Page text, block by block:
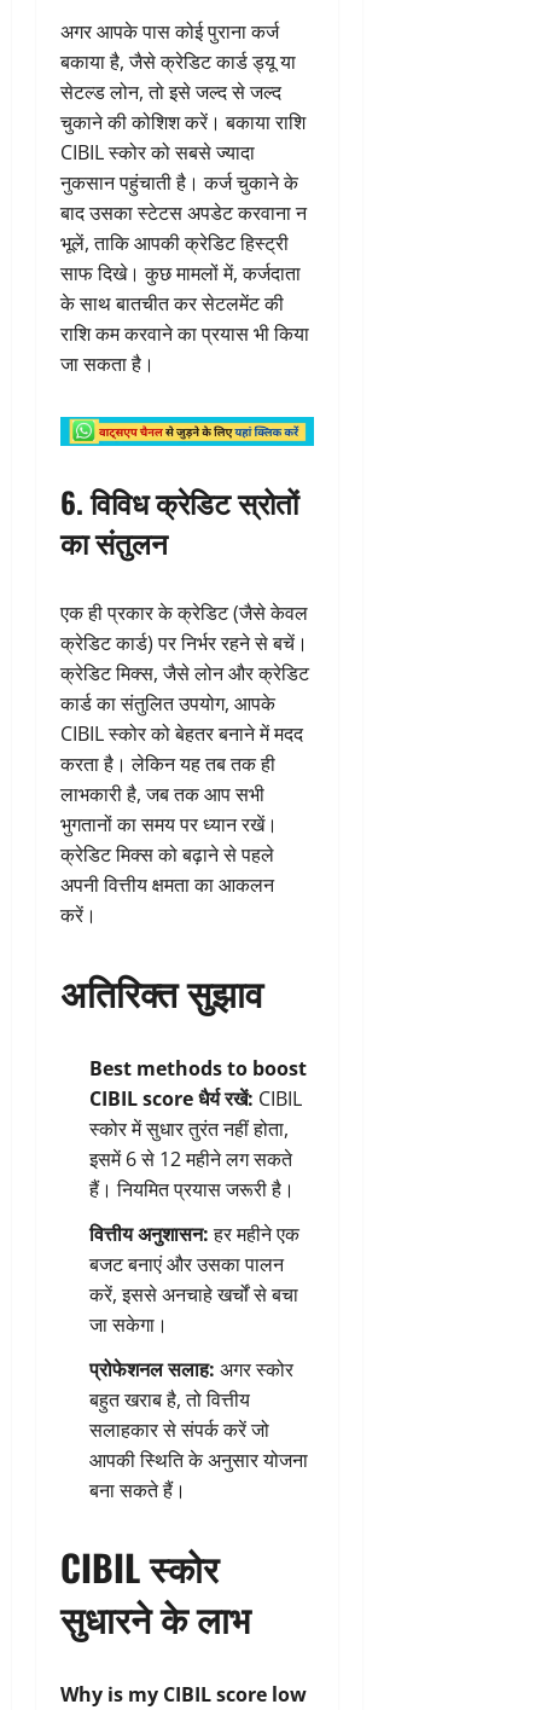
अगर आपके पास कोई पुराना कर्ज
बकाया है, जैसे क्रेडिट कार्ड ड्यू या
सेटल्ड लोन, तो इसे जल्द से जल्द
चुकाने की कोशिश करें। बकाया राशि
CIBIL स्कोर को सबसे ज्यादा
नुकसान पहुंचाती है। कर्ज चुकाने के
बाद उसका स्टेटस अपडेट करवाना न
भूलें, ताकि आपकी क्रेडिट हिस्ट्री
साफ दिखे। कुछ मामलों में, कर्जदाता
के साथ बातचीत कर सेटलमेंट की
राशि कम करवाने का प्रयास भी किया
जा सकता है।
6. विविध क्रेडिट स्रोतों
का संतुलन
एक ही प्रकार के क्रेडिट (जैसे केवल
क्रेडिट कार्ड) पर निर्भर रहने से बचें।
क्रेडिट मिक्स, जैसे लोन और क्रेडिट
कार्ड का संतुलित उपयोग, आपके
CIBIL स्कोर को बेहतर बनाने में मदद
करता है। लेकिन यह तब तक ही
लाभकारी है, जब तक आप सभी
भुगतानों का समय पर ध्यान रखें।
क्रेडिट मिक्स को बढ़ाने से पहले
अपनी वित्तीय क्षमता का आकलन
करें।
अतिरिक्त सुझाव
Best methods to boost
CIBIL scoreधैर्य रखें: CIBIL
स्कोर में सुधार तुरंत नहीं होता,
इसमें 6 से 12 महीने लग सकते
हैं। नियमित प्रयास जरूरी है।
वित्तीय अनुशासन:हर महीने एक
बजट बनाएं और उसका पालन
करें, इससे अनचाहे खर्चों से बचा
जा सकेगा।
प्रोफेशनल सलाह: अगर स्कोर
बहुत खराब है, तो वित्तीय
सलाहकार से संपर्क करें जो
आपकी स्थिति के अनुसार योजना
बना सकते हैं।
CIBIL स्कोर
सुधारने के लाभ
Why is my CIBIL score low